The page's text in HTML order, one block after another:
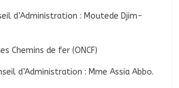
d’Administration : Moutede Djim-
Chemins de fer (ONCF)
d’Administration : Mme Assia Abbo.